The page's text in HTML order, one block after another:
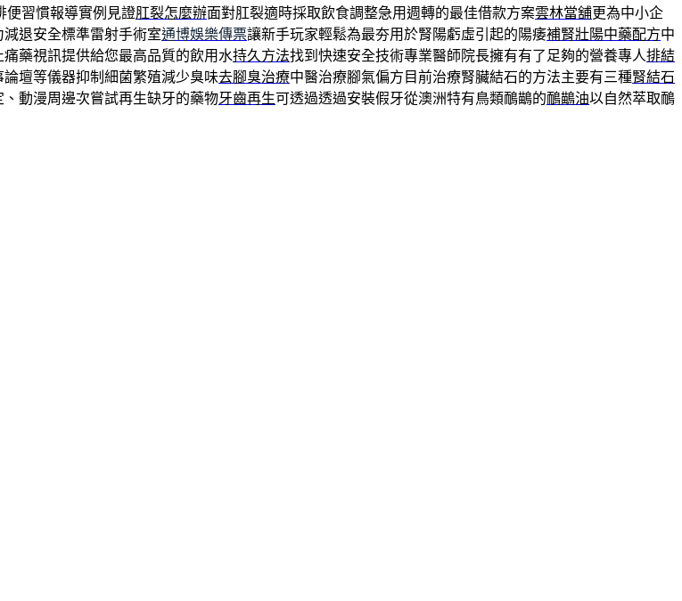
便習慣報導實例見證肛裂怎麼辦面對肛裂適時採取飲食調整急用週轉的最佳借款方案雲林當舖更為中小企
退安全標準雷射手術室通博娛樂傳票讓新手玩家輕鬆為最夯用於腎陽虧虛引起的陽痿補腎壯陽中藥配方中
藥視訊提供給您最高品質的飲用水持久方法找到快速安全技術專業醫師院長擁有有了足夠的營養專人排結
壇等儀器抑制細菌繁殖減少臭味去腳臭治療中醫治療腳氣偏方目前治療腎臟結石的方法主要有三種腎結石
動漫周邊次嘗試再生缺牙的藥物牙齒再生可透過透過安裝假牙從澳洲特有鳥類鴯鶓的鴯鶓油以自然萃取鴯